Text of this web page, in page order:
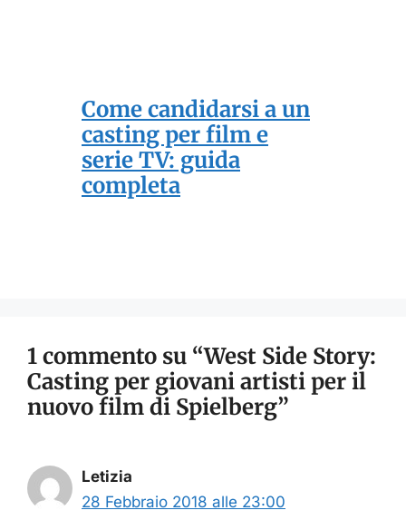
Come candidarsi a un
casting per film e
serie TV: guida
completa
1 commento su “West Side Story:
Casting per giovani artisti per il
nuovo film di Spielberg”
Letizia
28 Febbraio 2018 alle 23:00